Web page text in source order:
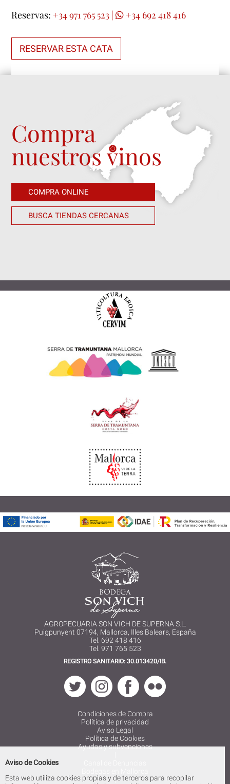
Reservas: +34 971 765 523 | +34 692 418 416
RESERVAR ESTA CATA
Compra
nuestros vinos
COMPRA ONLINE
BUSCA TIENDAS CERCANAS
AGROPECUARIA SON VICH DE SUPERNA S.L.
Puigpunyent 07194, Mallorca, Illes Balears, España
Tel. 692 418 416
Tel. 971 765 523
REGISTRO SANITARIO: 30.013420/IB.
Condiciones de Compra
Política de privacidad
Aviso Legal
Política de Cookies
Ayudas y subvenciones
|
Aviso de Cookies
Esta web utiliza cookies propias y de terceros para recopilar